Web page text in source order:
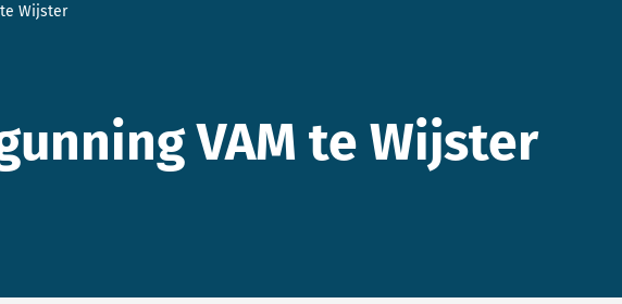
Wijster
VAM te Wijster